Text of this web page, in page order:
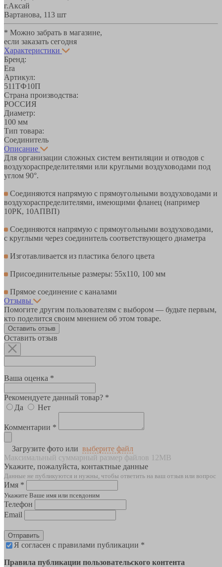
г.Аксай
Вартанова, 113 шт
* Можно забрать в магазине,
если заказать сегодня
Характеристики
Бренд:
Era
Артикул:
511ТФ10П
Страна производства:
РОССИЯ
Диаметр:
100 мм
Тип товара:
Соединитель
Описание
Для организации сложных систем вентиляции и отводов с
воздухораспределителями или круглыми воздуховодами под
углом 90°.
Соединяются напрямую c прямоугольными воздуховодами и
воздухораспределителями, имеющими фланец (например
10РК, 10АПВП)
Соединяются напрямую с прямоугольными воздуховодами,
с круглыми через соединитель соответствующего диаметра
Изготавливается из пластика белого цвета
Присоединительные размеры: 55х110, 100 мм
Прямое соединение с каналами
Отзывы
Помогите другим пользователям с выбором — будьте первым,
кто поделится своим мнением об этом товаре.
Оставить отзыв
Оставить отзыв
Ваша оценка *
Рекомендуете данный товар? *
Да
Нет
Комментарии *
Загрузите фото или выберите файл
Максимальный суммарный размер файлов 12MB
Укажите, пожалуйста, контактные данные
Данные не публикуются и нужны, чтобы ответить на ваш отзыв или вопрос
Имя *
Укажите Ваше имя или псевдоним
Телефон
Email
Отправить
Я согласен с правилами публикации *
Правила публикации пользовательского контента